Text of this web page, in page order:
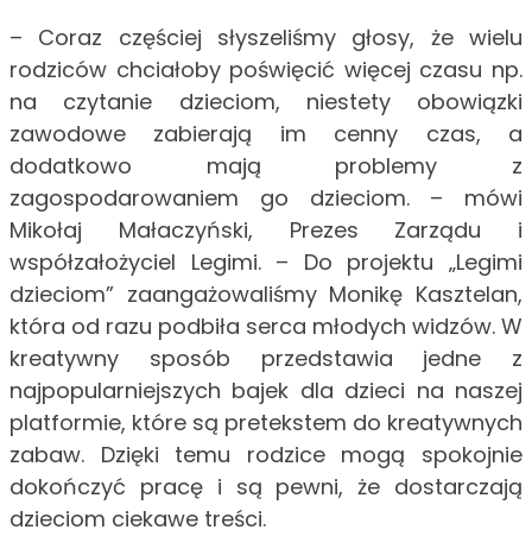
– Coraz częściej słyszeliśmy głosy, że wielu
rodziców chciałoby poświęcić więcej czasu np.
na czytanie dzieciom, niestety obowiązki
zawodowe zabierają im cenny czas, a
dodatkowo mają problemy z
zagospodarowaniem go dzieciom. – mówi
Mikołaj Małaczyński, Prezes Zarządu i
współzałożyciel Legimi. – Do projektu „Legimi
dzieciom” zaangażowaliśmy Monikę Kasztelan,
która od razu podbiła serca młodych widzów. W
kreatywny sposób przedstawia jedne z
najpopularniejszych bajek dla dzieci na naszej
platformie, które są pretekstem do kreatywnych
zabaw. Dzięki temu rodzice mogą spokojnie
dokończyć pracę i są pewni, że dostarczają
dzieciom ciekawe treści.